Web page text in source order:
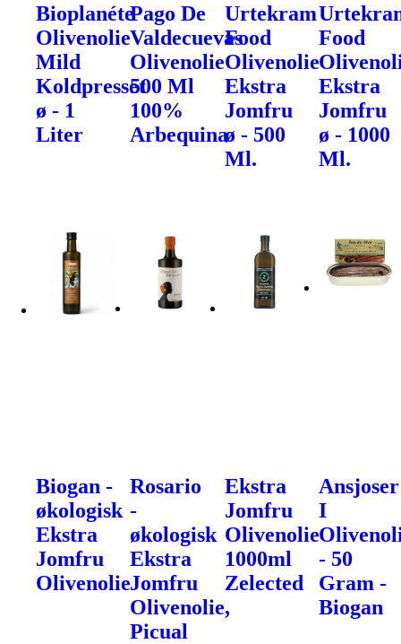
Bioplanéte
Olivenolie
Mild
Koldpresset
ø - 1
Liter
Pago De
Valdecuevas
Olivenolie
500 Ml
100%
Arbequina
Urtekram
Food
Olivenolie
Ekstra
Jomfru
ø - 500
Ml.
Food
Ekstra
Jomfru
ø - 1000
Ml.
Biogan -
økologisk
Ekstra
Jomfru
Olivenolie
Rosario
-
økologisk
Ekstra
Jomfru
Olivenolie,
Picual
Ekstra
Jomfru
Olivenolie
1000ml
Zelected
Ansjoser
I
- 50
Gram -
Biogan